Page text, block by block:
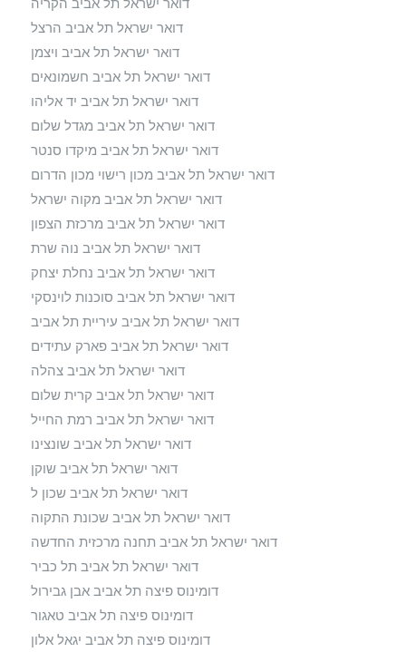
דואר ישראל תל אביב הרצל
דואר ישראל תל אביב ויצמן
דואר ישראל תל אביב חשמונאים
דואר ישראל תל אביב יד אליהו
דואר ישראל תל אביב מגדל שלום
דואר ישראל תל אביב מיקדו סנטר
דואר ישראל תל אביב מכון רישוי מכון הדרום
דואר ישראל תל אביב מקוה ישראל
דואר ישראל תל אביב מרכזת הצפון
דואר ישראל תל אביב נוה שרת
דואר ישראל תל אביב נחלת יצחק
דואר ישראל תל אביב סוכנות לוינסקי
דואר ישראל תל אביב עיריית תל אביב
דואר ישראל תל אביב פארק עתידים
דואר ישראל תל אביב צהלה
דואר ישראל תל אביב קרית שלום
דואר ישראל תל אביב רמת החייל
דואר ישראל תל אביב שונצינו
דואר ישראל תל אביב שוקן
דואר ישראל תל אביב שכון ל
דואר ישראל תל אביב שכונת התקוה
דואר ישראל תל אביב תחנה מרכזית החדשה
דואר ישראל תל אביב תל כביר
דומינוס פיצה תל אביב אבן גבירול
דומינוס פיצה תל אביב טאגור
דומינוס פיצה תל אביב יגאל אלון